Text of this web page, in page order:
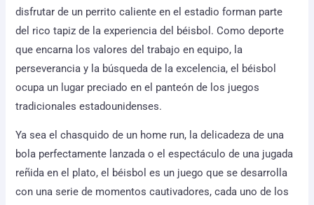
disfrutar de un perrito caliente en el estadio forman parte
del rico tapiz de la experiencia del béisbol. Como deporte
que encarna los valores del trabajo en equipo, la
perseverancia y la búsqueda de la excelencia, el béisbol
ocupa un lugar preciado en el panteón de los juegos
tradicionales estadounidenses.
Ya sea el chasquido de un home run, la delicadeza de una
bola perfectamente lanzada o el espectáculo de una jugada
reñida en el plato, el béisbol es un juego que se desarrolla
con una serie de momentos cautivadores, cada uno de los